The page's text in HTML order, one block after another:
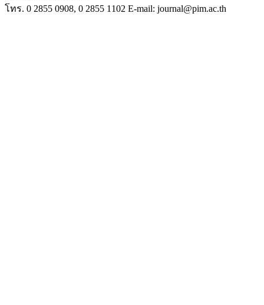
โทร. 0 2855 0908, 0 2855 1102 E-mail: journal@pim.ac.th